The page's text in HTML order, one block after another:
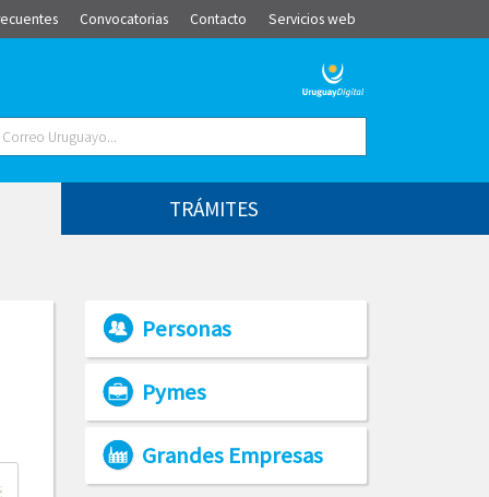
Convocatorias Contacto Servicios web
TRÁMITES
Personas
Pymes
Grandes Empresas